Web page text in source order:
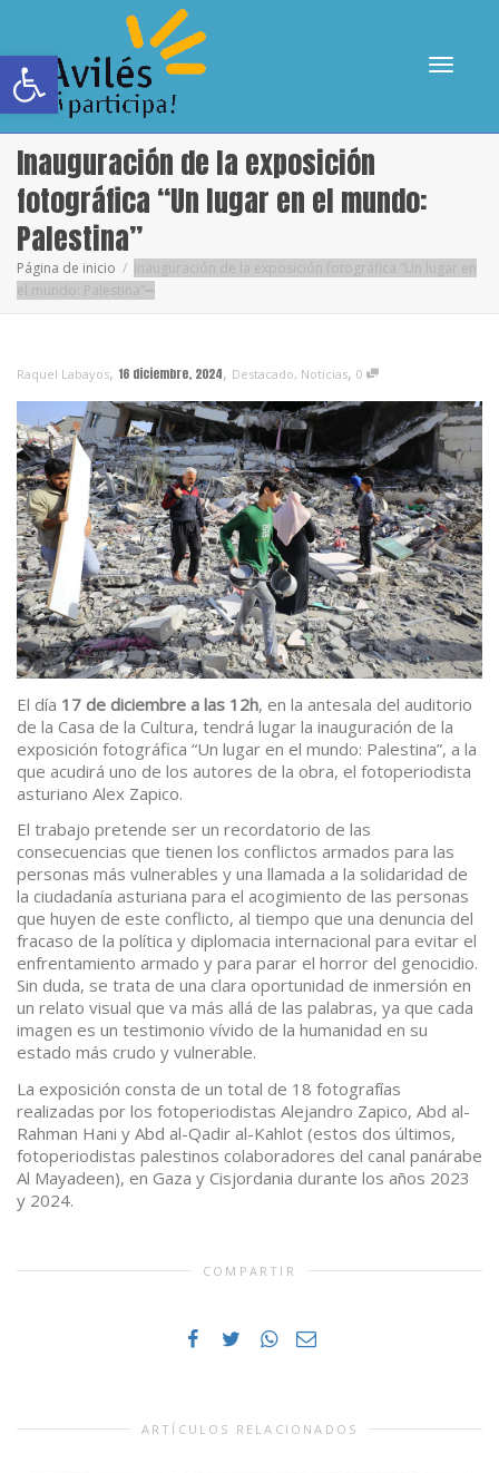
Abrir barra de herramientas
Inauguración de la exposición
fotográfica “Un lugar en el mundo:
Palestina”
Página de inicio
Inauguración de la exposición fotográfica “Un lugar en
el mundo: Palestina”
Raquel Labayos, 16 diciembre, 2024, Destacado, Noticias, 0
El día 17 de diciembre a las 12h, en la antesala del auditorio
de la Casa de la Cultura, tendrá lugar la inauguración de la
exposición fotográfica “Un lugar en el mundo: Palestina”, a la
que acudirá uno de los autores de la obra, el fotoperiodista
asturiano Alex Zapico.
El trabajo pretende ser un recordatorio de las
consecuencias que tienen los conflictos armados para las
personas más vulnerables y una llamada a la solidaridad de
la ciudadanía asturiana para el acogimiento de las personas
que huyen de este conflicto, al tiempo que una denuncia del
fracaso de la política y diplomacia internacional para evitar el
enfrentamiento armado y para parar el horror del genocidio.
Sin duda, se trata de una clara oportunidad de inmersión en
un relato visual que va más allá de las palabras, ya que cada
imagen es un testimonio vívido de la humanidad en su
estado más crudo y vulnerable.
La exposición consta de un total de 18 fotografías
realizadas por los fotoperiodistas Alejandro Zapico, Abd al-
Rahman Hani y Abd al-Qadir al-Kahlot (estos dos últimos,
fotoperiodistas palestinos colaboradores del canal panárabe
Al Mayadeen), en Gaza y Cisjordania durante los años 2023
y 2024.
COMPARTIR
ARTÍCULOS RELACIONADOS